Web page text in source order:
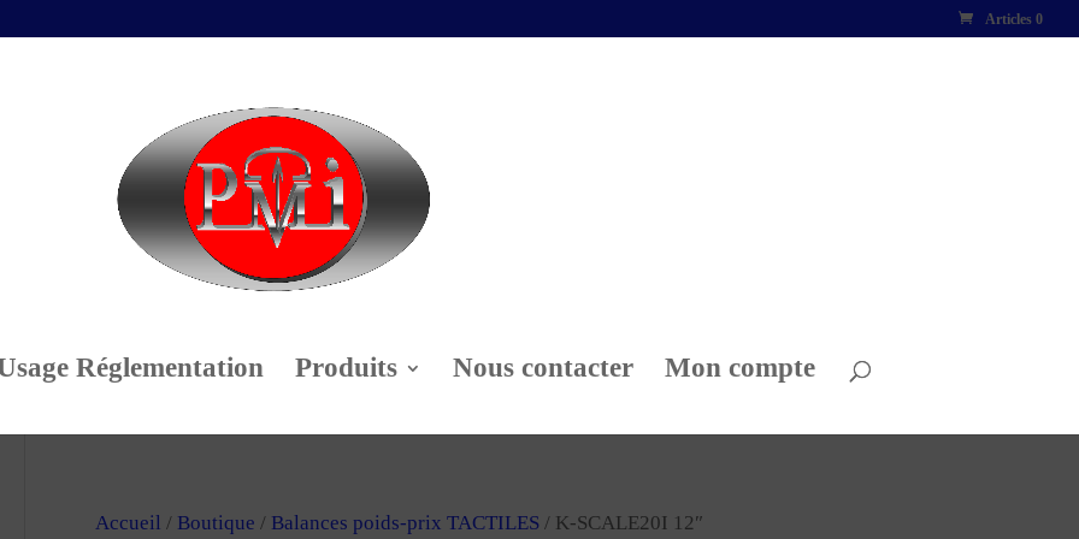
Articles 0
Réglementation Produits Nous contacter Mon compte
Accueil / Boutique / Balances poids-prix TACTILES/ K-SCALE20I 12″